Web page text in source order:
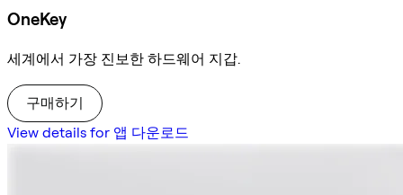
OneKey
세계에서 가장 진보한 하드웨어 지갑.
구매하기
View details for 앱 다운로드